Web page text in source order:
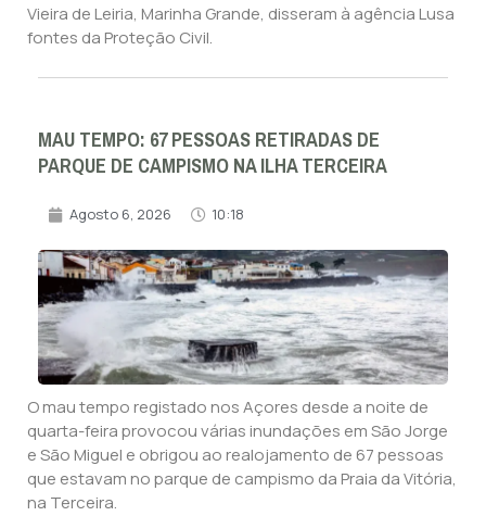
Vieira de Leiria, Marinha Grande, disseram à agência Lusa
fontes da Proteção Civil.
MAU TEMPO: 67 PESSOAS RETIRADAS DE
PARQUE DE CAMPISMO NA ILHA TERCEIRA
Agosto 6, 2026 10:18
O mau tempo registado nos Açores desde a noite de
quarta-feira provocou várias inundações em São Jorge
e São Miguel e obrigou ao realojamento de 67 pessoas
que estavam no parque de campismo da Praia da Vitória,
na Terceira.